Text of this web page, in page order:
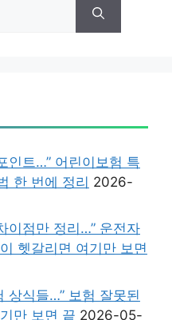
인트…” 어린이보험 특
한 번에 정리 2026-
이점만 정리…” 운전자
헷갈리면 여기만 보면
상식들…” 보험 잘못된
만 보면 끝 2026-05-